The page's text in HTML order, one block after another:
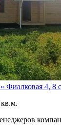
Фиалковая 4, 8